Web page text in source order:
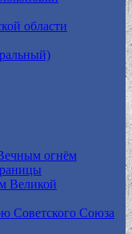
области
огнём
Великой
Советского Союза